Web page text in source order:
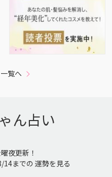
覧へ
ん占い
夜更新！
14までの 運勢を見る